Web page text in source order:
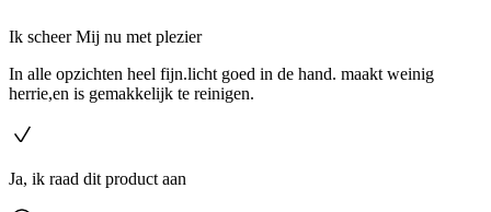
Ik scheer Mij nu met plezier
In alle opzichten heel fijn.licht goed in de hand. maakt weinig
herrie,en is gemakkelijk te reinigen.
Ja, ik raad dit product aan